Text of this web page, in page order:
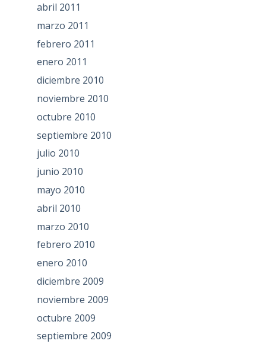
abril 2011
marzo 2011
febrero 2011
enero 2011
diciembre 2010
noviembre 2010
octubre 2010
septiembre 2010
julio 2010
junio 2010
mayo 2010
abril 2010
marzo 2010
febrero 2010
enero 2010
diciembre 2009
noviembre 2009
octubre 2009
septiembre 2009